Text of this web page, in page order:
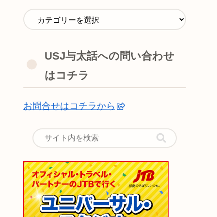
USJ与太話への問い合わせ
はコチラ
お問合せはコチラから